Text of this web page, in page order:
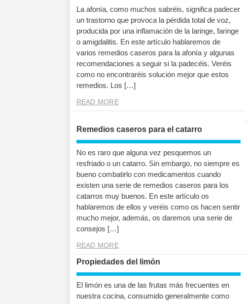
La afonía, como muchos sabréis, significa padecer
un trastorno que provoca la pérdida total de voz,
producida por una inflamación de la laringe, faringe
o amigdalitis. En este artículo hablaremos de
varios remedios caseros para la afonía y algunas
recomendaciones a seguir si la padecéis. Veréis
como no encontraréis solución mejor que estos
remedios. Los […]
READ MORE
Remedios caseros para el catarro
No es raro que alguna vez pesquemos un
resfriado o un catarro. Sin embargo, no siempre es
bueno combatirlo con medicamentos cuando
existen una serie de remedios caseros para los
catarros muy buenos. En este artículo os
hablaremos de ellos y veréis como os hacen sentir
mucho mejor, además, os daremos una serie de
consejos […]
READ MORE
Propiedades del limón
El limón es una de las frutas más frecuentes en
nuestra cocina, consumido generalmente como